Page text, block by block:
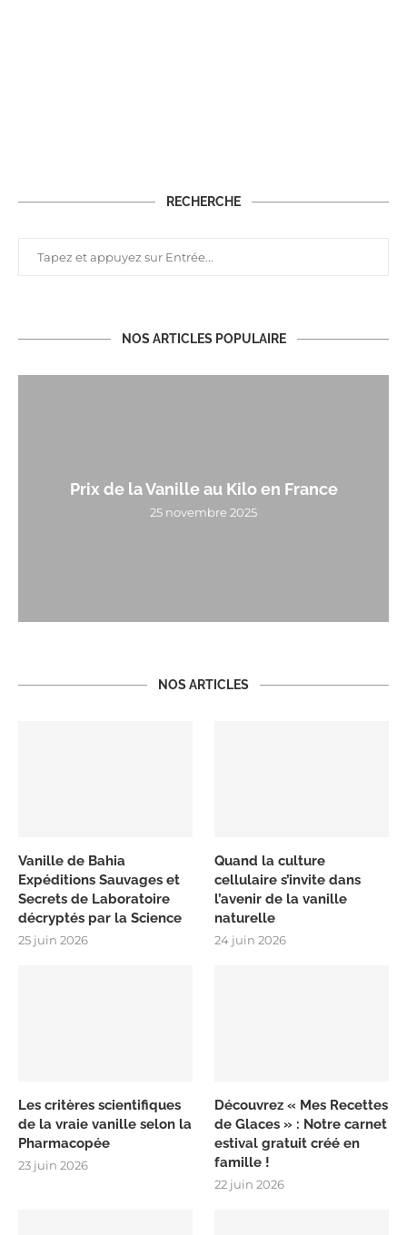
RECHERCHE
NOS ARTICLES POPULAIRE
Prix de la Vanille au Kilo en France
25 novembre 2025
NOS ARTICLES
Vanille de Bahia
Expéditions Sauvages et
Secrets de Laboratoire
décryptés par la Science
25 juin 2026
Quand la culture
cellulaire s’invite dans
l’avenir de la vanille
naturelle
24 juin 2026
Les critères scientifiques
de la vraie vanille selon la
Pharmacopée
23 juin 2026
Découvrez « Mes Recettes
de Glaces » : Notre carnet
estival gratuit créé en
famille !
22 juin 2026